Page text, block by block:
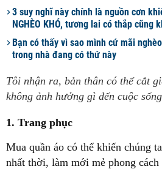
3 suy nghĩ này chính là nguồn cơn
NGHÈO KHÓ, tương lai có thắp cũng
Bạn có thấy vì sao mình cứ mãi
trong nhà đang có thứ này
Tôi nhận ra, bản thân có thể cắt
không ảnh hưởng gì đến cuộc
1. Trang phục
Mua quần áo có thể khiến chúng
nhất thời, làm mới mẻ phong